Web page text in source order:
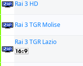
Rai 3 HD
Rai 3 TGR Molise
Rai 3 TGR Lazio